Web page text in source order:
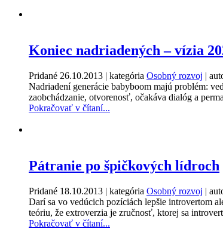
Koniec nadriadených – vízia
Pridané 26.10.2013 | kategória Osobný rozvoj |
Nadriadení generácie babyboom majú problém:
zaobchádzanie, otvorenosť, očakáva dialóg a
Pokračovať v čítaní...
Pátranie po špičkových lídroch
Pridané 18.10.2013 | kategória Osobný rozvoj |
Darí sa vo vedúcich pozíciách lepšie introvertom
teóriu, že extroverzia je zručnosť, ktorej sa
Pokračovať v čítaní...